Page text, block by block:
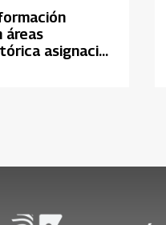
áreas
asignación
General de